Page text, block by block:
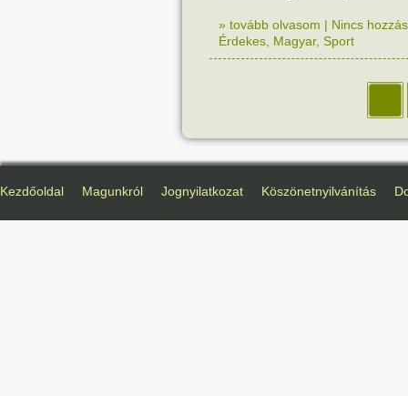
» tovább olvasom | Nincs
Érdekes Magyar, Sport
Kezdőoldal Magunkról Jognyilatkozat Köszönetnyilvánítás